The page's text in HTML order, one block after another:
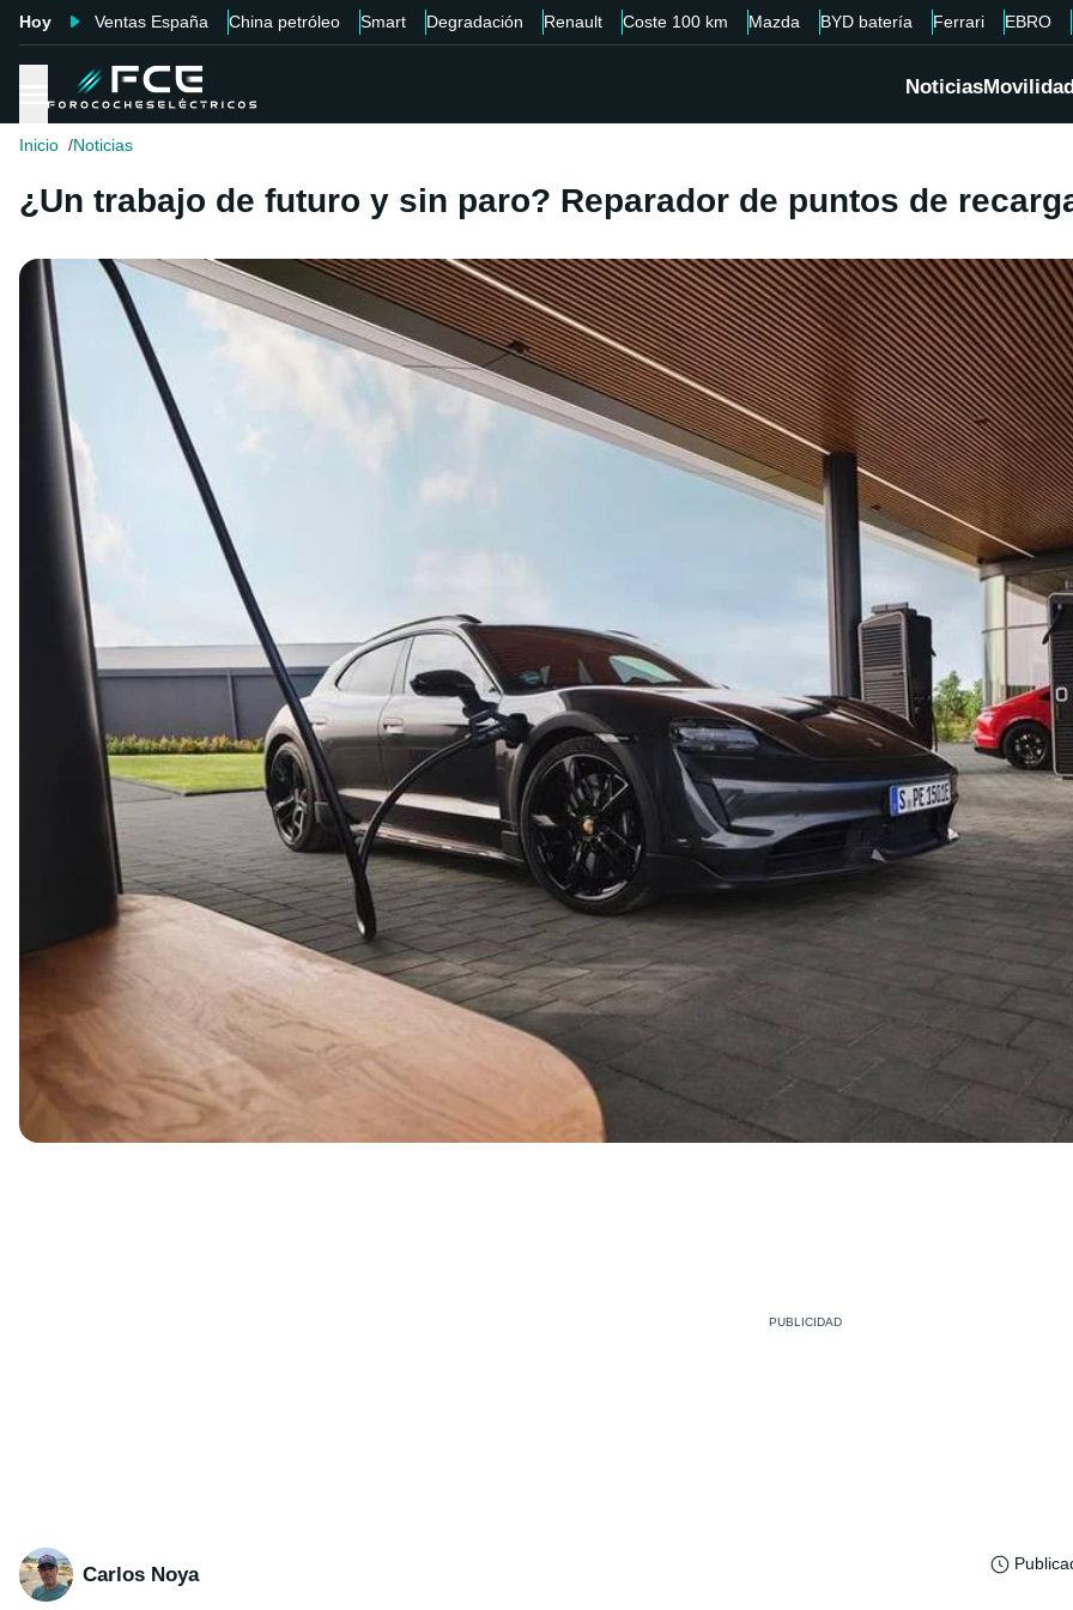
Hoy Ventas España China petróleo Smart Degradación Renault Coste 100 km Mazda BYD batería Ferrari EBRO
Noticias
Inicio Noticias
¿Un trabajo de futuro y sin paro? Reparador de puntos de
Carlos Noya